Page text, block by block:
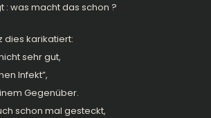
: was macht das schon ?
dies karikatiert:
sehr gut,
Infekt”,
Gegenüber.
schon mal gesteckt,